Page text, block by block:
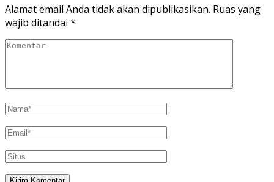
Alamat email Anda tidak akan dipublikasikan. Ruas yang
wajib ditandai *